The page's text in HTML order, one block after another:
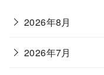
2026年8月
2026年7月